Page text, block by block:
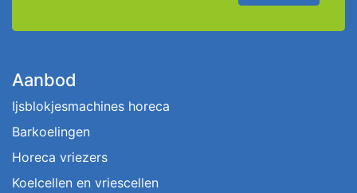
Aanbod
Ijsblokjesmachines horeca
Barkoelingen
Horeca vriezers
Koelcellen en vriescellen